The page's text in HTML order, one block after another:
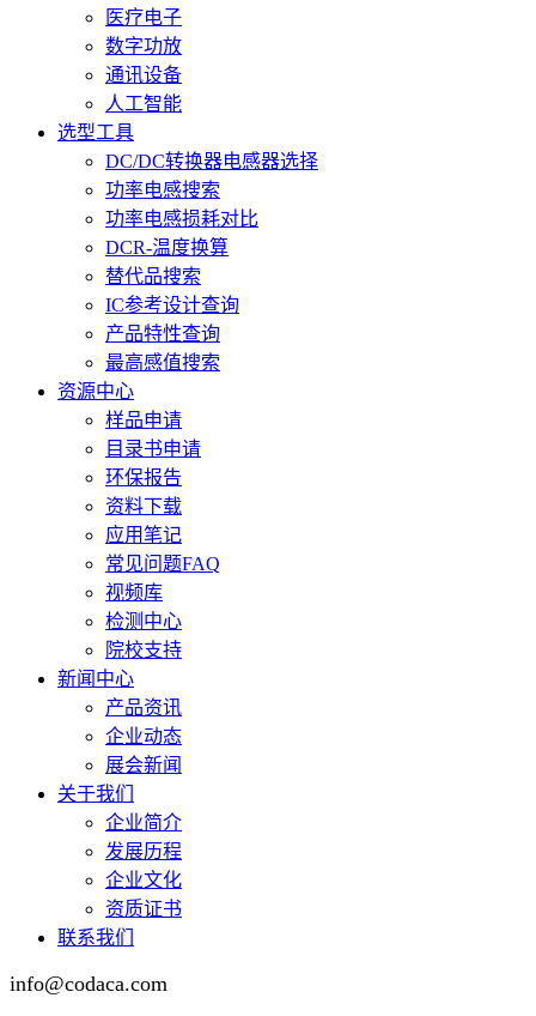
医疗电子
数字功放
通讯设备
人工智能
选型工具
DC/DC转换器电感器选择
功率电感搜索
功率电感损耗对比
DCR-温度换算
替代品搜索
IC参考设计查询
产品特性查询
最高感值搜索
资源中心
样品申请
目录书申请
环保报告
资料下载
应用笔记
常见问题FAQ
视频库
检测中心
院校支持
新闻中心
产品资讯
企业动态
展会新闻
关于我们
企业简介
发展历程
企业文化
资质证书
联系我们
info@codaca.com